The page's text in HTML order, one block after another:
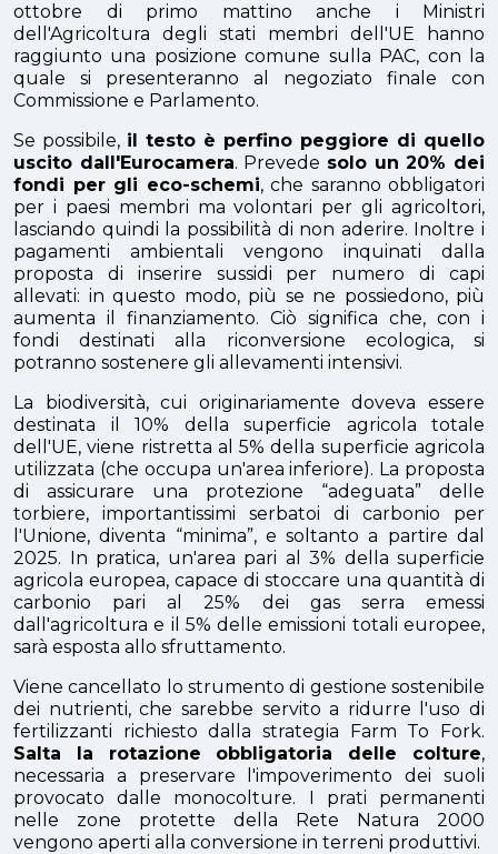
ottobre di primo mattino anche i Ministri
dell'Agricoltura degli stati membri dell'UE hanno
raggiunto una posizione comune sulla PAC, con la
quale si presenteranno al negoziato finale con
Commissione e Parlamento.
Se possibile, il testo è perfino peggiore di quello
uscito dall'Eurocamera. Prevede solo un 20% dei
fondi per gli eco-schemi, che saranno obbligatori
per i paesi membri ma volontari per gli agricoltori,
lasciando quindi la possibilità di non aderire. Inoltre i
pagamenti ambientali vengono inquinati dalla
proposta di inserire sussidi per numero di capi
allevati: in questo modo, più se ne possiedono, più
aumenta il finanziamento. Ciò significa che, con i
fondi destinati alla riconversione ecologica, si
potranno sostenere gli allevamenti intensivi.
La biodiversità, cui originariamente doveva essere
destinata il 10% della superficie agricola totale
dell'UE, viene ristretta al 5% della superficie agricola
utilizzata (che occupa un'area inferiore). La proposta
di assicurare una protezione “adeguata” delle
torbiere, importantissimi serbatoi di carbonio per
l'Unione, diventa “minima”, e soltanto a partire dal
2025. In pratica, un'area pari al 3% della superficie
agricola europea, capace di stoccare una quantità di
carbonio pari al 25% dei gas serra emessi
dall'agricoltura e il 5% delle emissioni totali europee,
sarà esposta allo sfruttamento.
Viene cancellato lo strumento di gestione sostenibile
dei nutrienti, che sarebbe servito a ridurre l'uso di
fertilizzanti richiesto dalla strategia Farm To Fork.
Salta la rotazione obbligatoria delle colture,
necessaria a preservare l'impoverimento dei suoli
provocato dalle monocolture. I prati permanenti
nelle zone protette della Rete Natura 2000
vengono aperti alla conversione in terreni produttivi.